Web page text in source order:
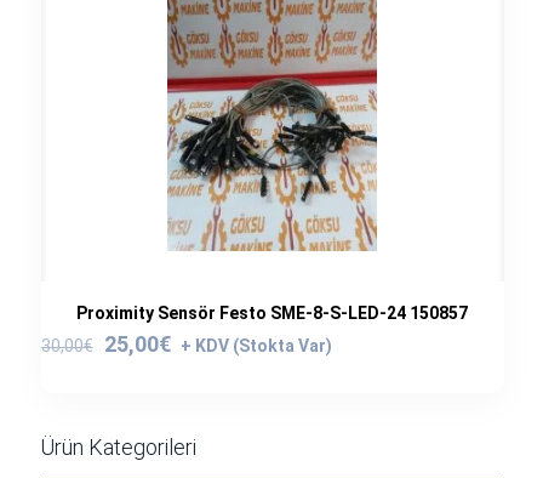
Proximity Sensör Festo SME-8-S-LED-24 150857
30,00€
Orijinal
25,00€
Şu
Ürün Kategorileri